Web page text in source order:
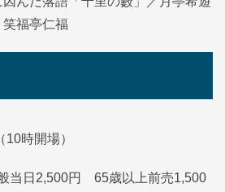
笑福亭仁福
時開場）
当日2,500円 65歳以上前売1,500